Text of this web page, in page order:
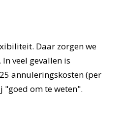
Daar zorgen we
veel gevallen is
annuleringskosten (per
"goed om te weten".